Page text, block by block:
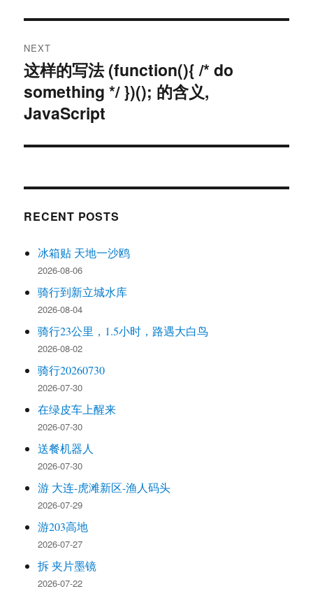
NEXT
Next
post:
这样的写法 (function(){ /* do
something */ })(); 的含义,
JavaScript
RECENT POSTS
冰箱贴 天地一沙鸥
2026-08-06
骑行到新立城水库
2026-08-04
骑行23公里，1.5小时，路遇大白鸟
2026-08-02
骑行20260730
2026-07-30
在绿皮车上醒来
2026-07-30
送餐机器人
2026-07-30
游 大连-虎滩新区-渔人码头
2026-07-29
游203高地
2026-07-27
拆 夹片墨镜
2026-07-22